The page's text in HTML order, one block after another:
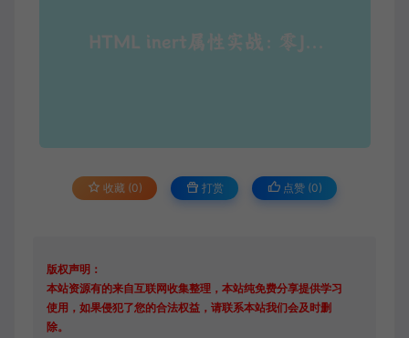
收藏 (0) 打赏 点赞 (0)
版权声明：
本站资源有的来自互联网收集整理，本站纯免费分享提供学习
使用，如果侵犯了您的合法权益，请联系本站我们会及时删
除。